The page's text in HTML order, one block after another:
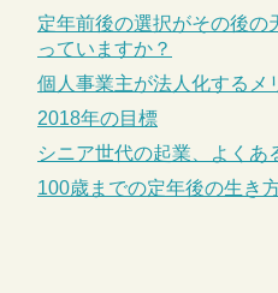
定年前後の選択がその後の
っていますか？
個人事業主が法人化するメ
2018年の目標
シニア世代の起業、よくあ
100歳までの定年後の生き